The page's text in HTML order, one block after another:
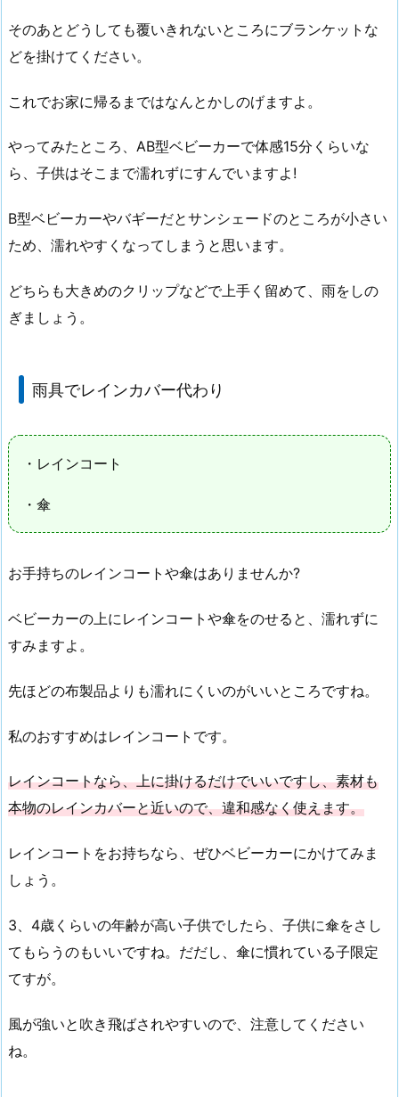
そのあとどうしても覆いきれないところにブランケットな
どを掛けてください。
これでお家に帰るまではなんとかしのげますよ。
やってみたところ、AB型ベビーカーで体感15分くらいな
ら、子供はそこまで濡れずにすんでいますよ!
B型ベビーカーやバギーだとサンシェードのところが小さい
ため、濡れやすくなってしまうと思います。
どちらも大きめのクリップなどで上手く留めて、雨をしの
ぎましょう。
雨具でレインカバー代わり
・レインコート
・傘
お手持ちのレインコートや傘はありませんか?
ベビーカーの上にレインコートや傘をのせると、濡れずに
すみますよ。
先ほどの布製品よりも濡れにくいのがいいところですね。
私のおすすめはレインコートです。
レインコートなら、上に掛けるだけでいいですし、素材も
本物のレインカバーと近いので、違和感なく使えます。
レインコートをお持ちなら、ぜひベビーカーにかけてみま
しょう。
3、4歳くらいの年齢が高い子供でしたら、子供に傘をさし
てもらうのもいいですね。だだし、傘に慣れている子限定
てすが。
風が強いと吹き飛ばされやすいので、注意してください
ね。